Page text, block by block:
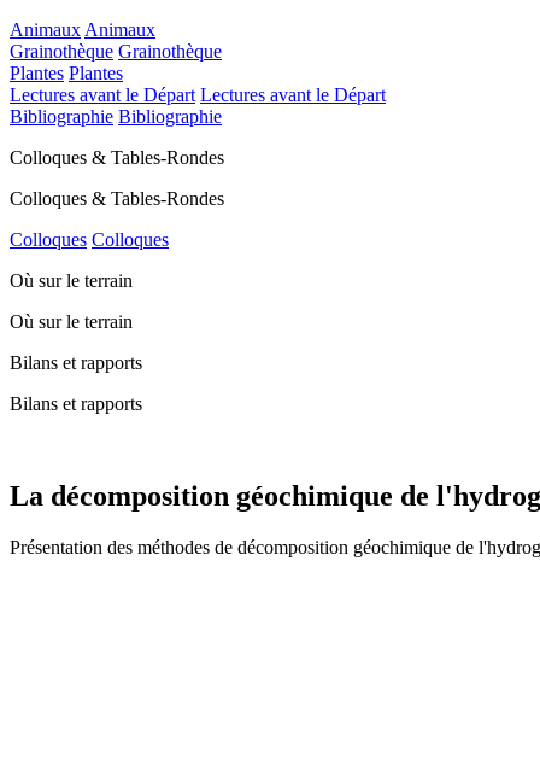
Animaux Animaux
Grainothèque Grainothèque
Plantes Plantes
Lectures avant le Départ Lectures avant le Départ
Bibliographie Bibliographie
Colloques & Tables-Rondes
Colloques & Tables-Rondes
Colloques Colloques
Où sur le terrain
Où sur le terrain
Bilans et rapports
Bilans et rapports
La décomposition géochimique de
Présentation des méthodes de décomposition géochimique de